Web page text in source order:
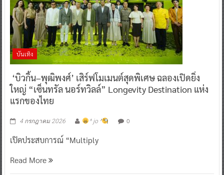
บันเทิง
‘บิวกิ้น–พุฒิพงศ์’ เสิร์ฟโมเมนต์สุดพิเศษ ฉลองเปิดยิ่ง
ใหญ่ “เซ็นทรัล นอร์ทวิลล์” Longevity Destination แห่ง
แรกของไทย
4 กรกฎาคม 2026 ^ jo ^ 0
เปิดประสบการณ์ “Multiply
Read More